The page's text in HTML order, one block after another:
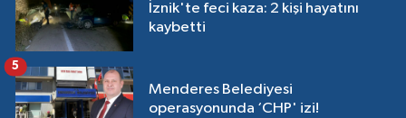
İznik'te feci kaza: 2 kişi hayatını
kaybetti
Menderes Belediyesi
operasyonunda ‘CHP' izi!
5